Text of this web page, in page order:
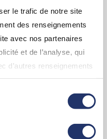
le trafic de notre site
des renseignements
avec nos partenaires
et de l’analyse, qui
d’autres renseignements
ont collectés lors de
En continuant d’utiliser
à l’utilisation de nos
de tous les sites Web
Assante